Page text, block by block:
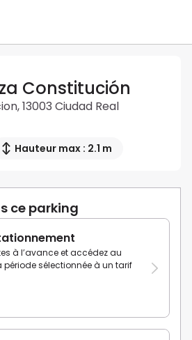
Constitución
13003 Ciudad Real
Hauteur max : 2.1 m
ce parking
à l’avance et accédez au
sélectionnée à un tarif